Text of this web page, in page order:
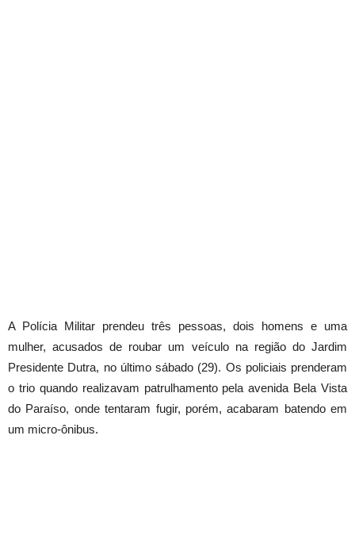
A Polícia Militar prendeu três pessoas, dois homens e uma
mulher, acusados de roubar um veículo na região do Jardim
Presidente Dutra, no último sábado (29). Os policiais prenderam
o trio quando realizavam patrulhamento pela avenida Bela Vista
do Paraíso, onde tentaram fugir, porém, acabaram batendo em
um micro-ônibus.